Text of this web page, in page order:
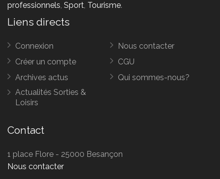
professionnels, Sport, Tourisme.
Liens directs
Connexion
Créer un compte
Archives actus
Actualités Sorties &
Loisirs
Nous contacter
CGU
Qui sommes-nous?
Contact
1 place Flore - 25000 Besançon
Nous contacter